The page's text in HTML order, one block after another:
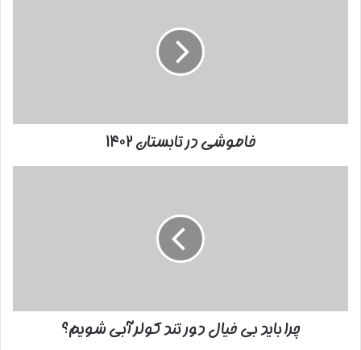
خاموشی در تابستان ۱۴۰۲
شویم؟
چرا باید بی خیال دور تند کولر آبی شویم؟